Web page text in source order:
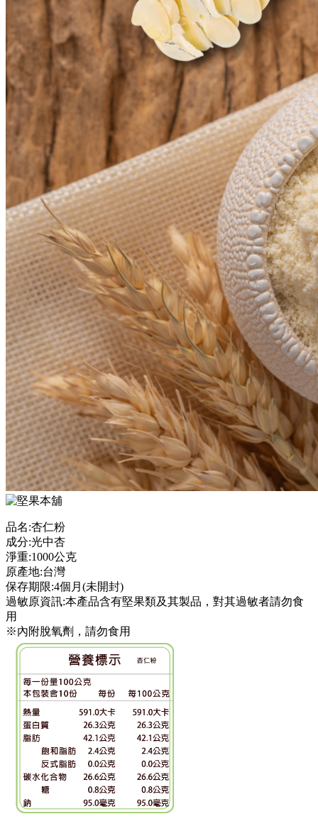
品名:杏仁粉
成分:光中杏
淨重:1000公克
原產地:台灣
保存期限:4個月(未開封)
過敏原資訊:本產品含有堅果類及其製品，對其過敏者請勿食
用
※內附脫氧劑，請勿食用